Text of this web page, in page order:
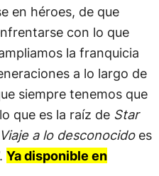
en héroes, de que
con lo que
la franquicia
a lo largo de
siempre tenemos que
que es la raíz de Star
a lo desconocidoes
Ya disponible en